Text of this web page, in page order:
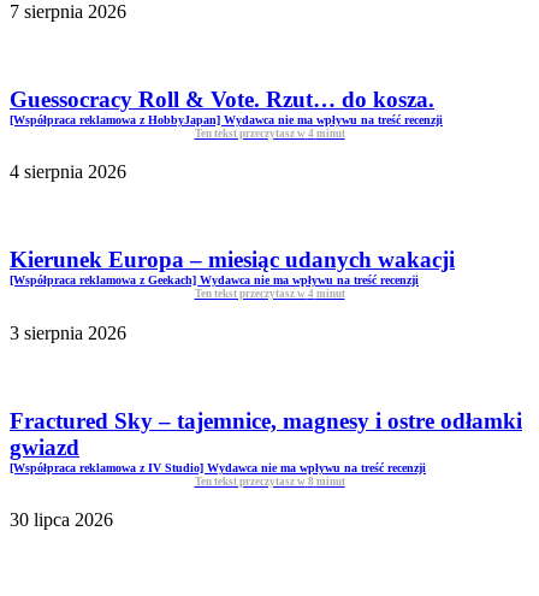
7 sierpnia 2026
Guessocracy Roll & Vote. Rzut… do kosza.
[Współpraca reklamowa z HobbyJapan] Wydawca nie ma wpływu na treść recenzji
Ten tekst przeczytasz w 4 minut
4 sierpnia 2026
Kierunek Europa – miesiąc udanych wakacji
[Współpraca reklamowa z Geekach] Wydawca nie ma wpływu na treść recenzji
Ten tekst przeczytasz w 4 minut
3 sierpnia 2026
Fractured Sky – tajemnice, magnesy i ostre odłamki
gwiazd
[Współpraca reklamowa z IV Studio] Wydawca nie ma wpływu na treść recenzji
Ten tekst przeczytasz w 8 minut
30 lipca 2026